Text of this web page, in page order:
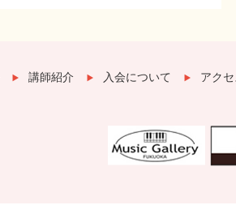
講師紹介 入会について アクセ